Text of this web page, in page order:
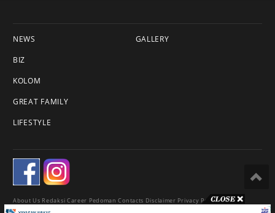
NEWS
BIZ
KOLOM
GREAT FAMILY
LIFESTYLE
GALLERY
About Us Redaksi Career Pedoman Contacts Disclaimer Privacy Policy